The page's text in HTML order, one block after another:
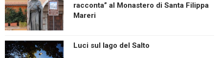
racconta” al Monastero di Santa Filippa
Mareri
Luci sul lago del Salto